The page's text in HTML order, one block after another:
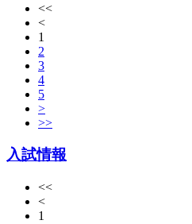
<<
<
1
2
3
4
5
>
>>
入試情報
<<
<
1